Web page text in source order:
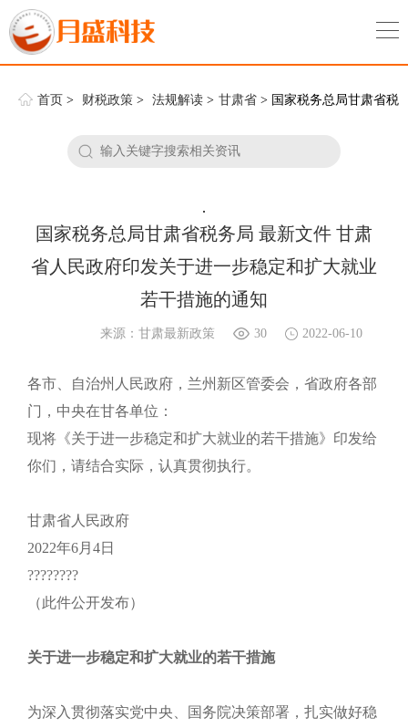
首页 > 财税政策 > 法规解读 > 甘肃省 > 国家税务总局甘肃省税
.
国家税务总局甘肃省税务局 最新文件 甘肃
省人民政府印发关于进一步稳定和扩大就业
若干措施的通知
2022-06-10
30
来源：甘肃最新政策
各市、自治州人民政府，兰州新区管委会，省政府各部
门，中央在甘各单位：
现将《关于进一步稳定和扩大就业的若干措施》印发给
你们，请结合实际，认真贯彻执行。
甘肃省人民政府
2022年6月4日
????????
（此件公开发布）
关于进一步稳定和扩大就业的若干措施
为深入贯彻落实党中央、国务院决策部署，扎实做好稳